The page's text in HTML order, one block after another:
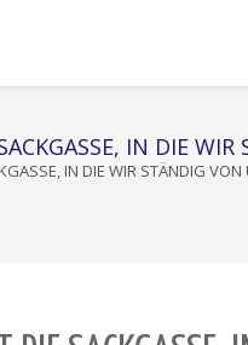
IN DIE
IN DIE WIR STÄNDIG